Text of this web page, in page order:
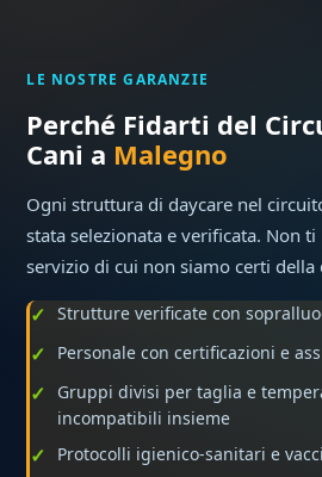
LE NOSTRE GARANZIE
Perché Fidarti del
Cani a Malegno
Ogni struttura di daycare nel
stata selezionata e verificata. Non
servizio di cui non siamo certi della
Strutture verificate con
Personale con certificazioni e
Gruppi divisi per taglia e
incompatibili insieme
Protocolli igienico-sanitari e